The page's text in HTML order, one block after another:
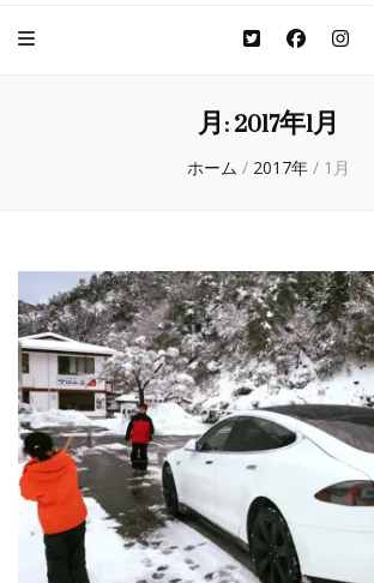
月:2017年1月
ホーム / 2017年 / 1月